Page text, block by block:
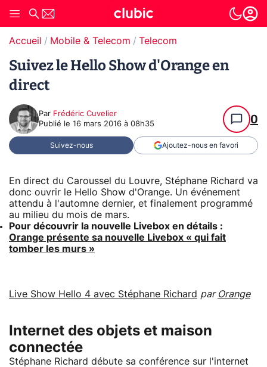
Accueil Mobile & Telecom Telecom
Suivez le Hello Show d'Orange en
direct
Par Frédéric Cuvelier
Publié le 16 mars 2016 à 08h35 0
Suivez-nous Ajoutez-nous en favori
En direct du Caroussel du Louvre, Stéphane Richard va
donc ouvrir le Hello Show d'Orange. Un événement
attendu à l'automne dernier, et finalement programmé
au milieu du mois de mars.
Pour découvrir la nouvelle Livebox en détails :
Orange présente sa nouvelle Livebox « qui fait
tomber les murs »
Live Show Hello 4 avec Stéphane Richard par Orange
Internet des objets et maison
connectée
Stéphane Richard débute sa conférence sur l'internet